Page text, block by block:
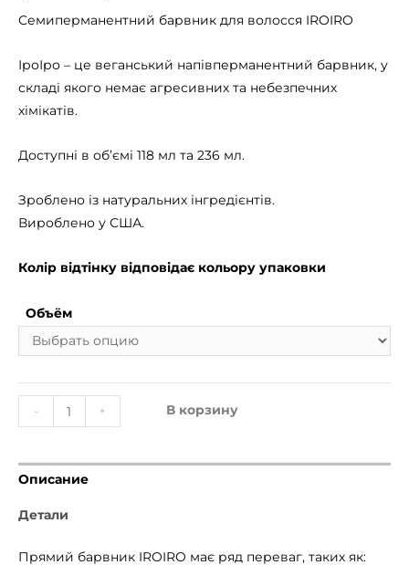
Семиперманентний барвник для волосся IROIRO
ІроІро – це веганський напівперманентний барвник, у
складі якого немає агресивних та небезпечних
хімікатів.
Доступні в об’ємі 118 мл та 236 мл.
Зроблено із натуральних інгредієнтів.
Вироблено у США.
Колір відтінку відповідає кольору упаковки
Объём
- + В корзину
Описание
Детали
Прямий барвник IROIRO має ряд переваг, таких як: